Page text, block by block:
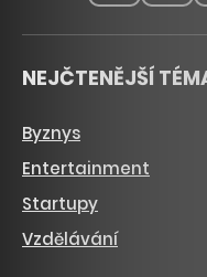
NEJČTENĚJŠÍ
Byznys
Entertainment
Startupy
Vzdělávání